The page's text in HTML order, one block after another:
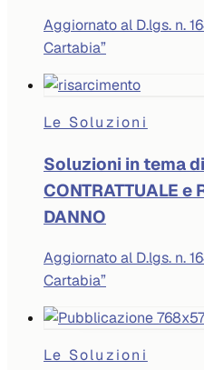
Aggiornato al D.lgs. n.
Cartabia”
Le Soluzioni
Soluzioni in tema
CONTRATTUALE e
DANNO
Aggiornato al D.lgs. n.
Cartabia”
Le Soluzioni